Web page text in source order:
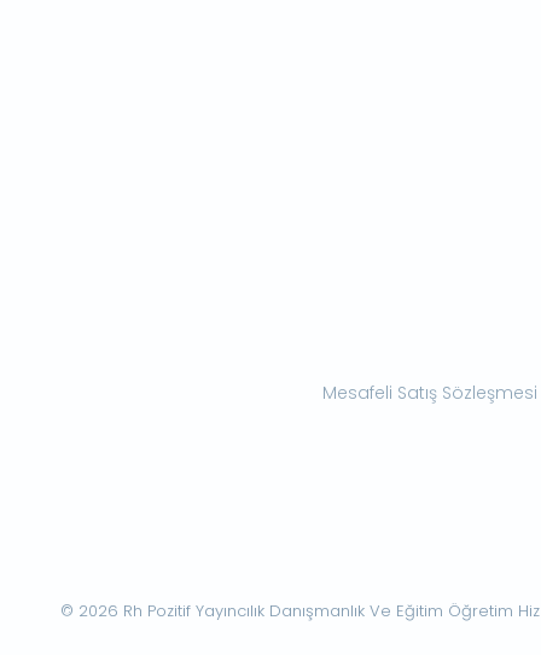
Mesafeli Satış Sözleşmesi
© 2026 Rh Pozitif Yayıncılık Danışmanlık Ve Eğitim Öğretim